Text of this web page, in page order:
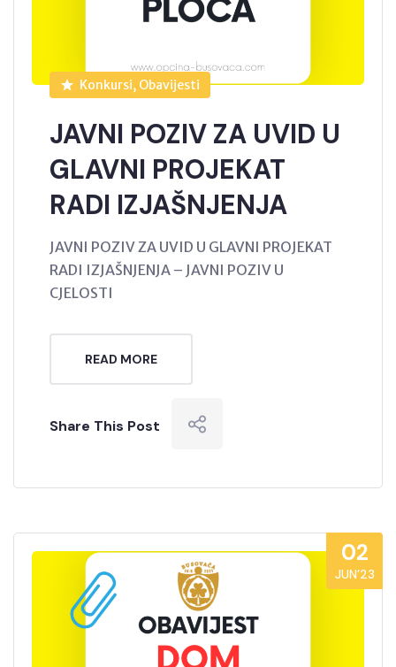
Konkursi, Obavijesti
JAVNI POZIV ZA UVID U
GLAVNI PROJEKAT
RADI IZJAŠNJENJA
JAVNI POZIV ZA UVID U GLAVNI PROJEKAT
RADI IZJAŠNJENJA – JAVNI POZIV U
CJELOSTI
READ MORE
Share This Post
02
JUN’23